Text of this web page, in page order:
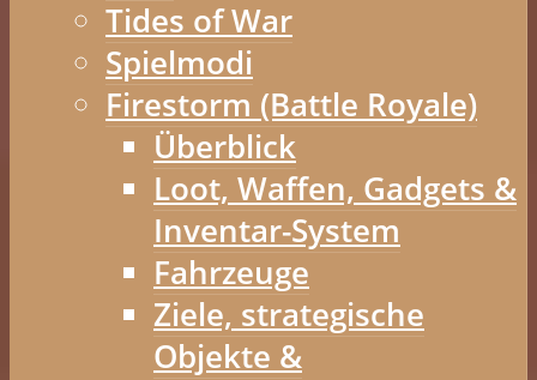
Tides of War
Spielmodi
Firestorm (Battle Royale)
Überblick
Loot, Waffen, Gadgets &
Inventar-System
Fahrzeuge
Ziele, strategische
Objekte &